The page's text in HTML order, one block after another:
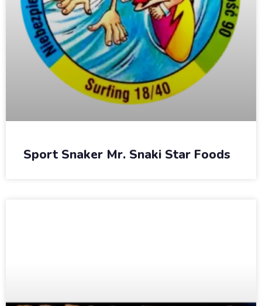
Sport Snaker Mr. Snaki Star Foods